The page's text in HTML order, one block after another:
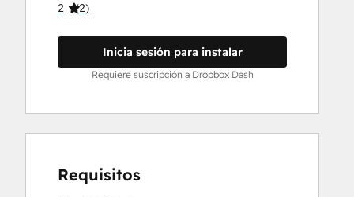
2 (2)
Inicia sesión para instalar
Requiere suscripción a Dropbox Dash
Requisitos